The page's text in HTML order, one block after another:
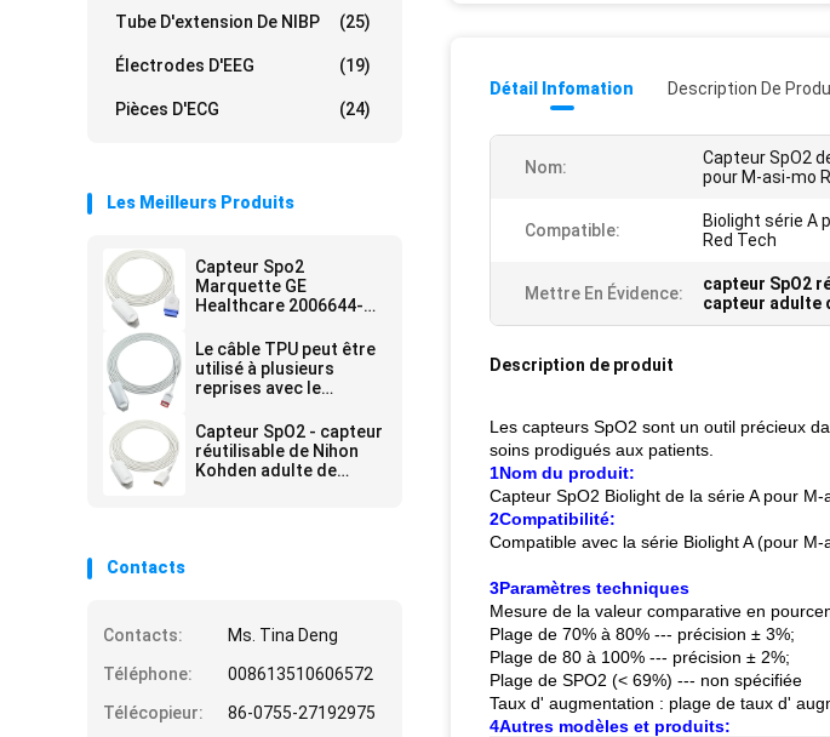
Tube D'extension De NIBP (25)
Électrodes D'EEG (19)
Pièces D'ECG (24)
Les Meilleurs Produits
Capteur Spo2
Marquette GE
Healthcare 2006644-
Le câble TPU peut être
utilisé à plusieurs
reprises avec le
4254 M20
Capteur SpO2 - capteur
réutilisable de Nihon
Kohden adulte de
Contacts
Contacts:
Ms. Tina Deng
Téléphone:
008613510606572
Télécopieur:
86-0755-27192975
Détail Infomation Description De
Nom:
Capteur SpO2
pour M-asi-mo
Compatible:
Biolight série A
Red Tech
Mettre En Évidence: capteur SpO2
capteur adulte
Description de produit
Les capteurs SpO2 sont un outil précieux
soins prodigués aux patients.
1Nom du produit:
Capteur SpO2 Biolight de la série A pour
2Compatibilité:
Compatible avec la série Biolight A (pour M-
3Paramètres techniques
Mesure de la valeur comparative en
Plage de 70% à 80% --- précision ± 3%;
Plage de 80 à 100% --- précision ± 2%;
Plage de SPO2 (< 69%) --- non spécifiée
Taux d' augmentation : plage de taux d'
4Autres modèles et produits: